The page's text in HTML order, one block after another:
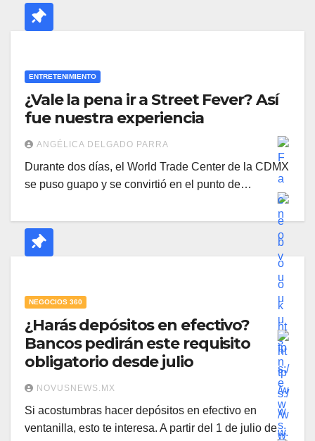
ENTRETENIMIENTO
¿Vale la pena ir a Street Fever? Así
fue nuestra experiencia
ANGÉLICA DELGADO PARRA
Durante dos días, el World Trade Center de la CDMX
se puso guapo y se convirtió en el punto de…
NEGOCIOS 360
¿Harás depósitos en efectivo?
Bancos pedirán este requisito
obligatorio desde julio
NOVUSNEWS.MX
Si acostumbras hacer depósitos en efectivo en
ventanilla, esto te interesa. A partir del 1 de julio de